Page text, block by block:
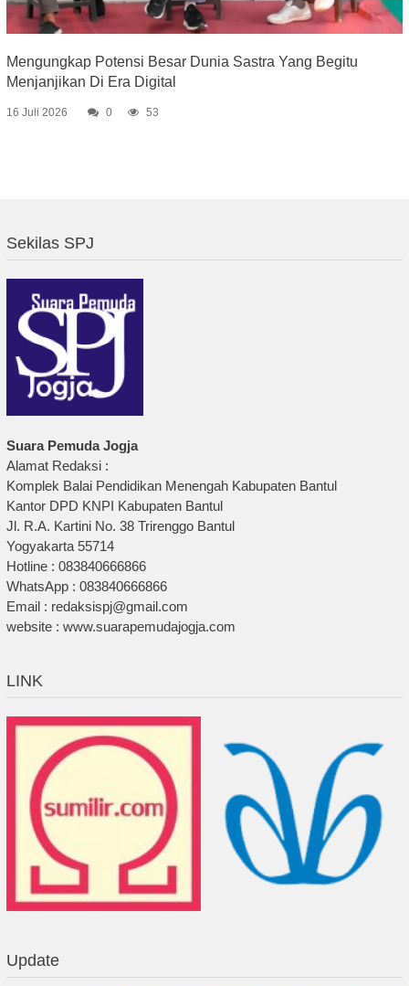
Mengungkap Potensi Besar Dunia Sastra Yang Begitu
Menjanjikan Di Era Digital
16 Juli 2026 0 53
Sekilas SPJ
Suara Pemuda Jogja
Alamat Redaksi :
Komplek Balai Pendidikan Menengah Kabupaten Bantul
Kantor DPD KNPI Kabupaten Bantul
Jl. R.A. Kartini No. 38 Trirenggo Bantul
Yogyakarta 55714
Hotline : 083840666866
WhatsApp : 083840666866
Email : redaksispj@gmail.com
website : www.suarapemudajogja.com
LINK
Update